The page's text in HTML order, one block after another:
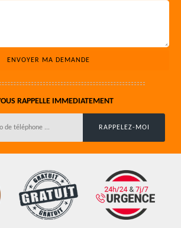
RAPPELLE IMMEDIATEMENT